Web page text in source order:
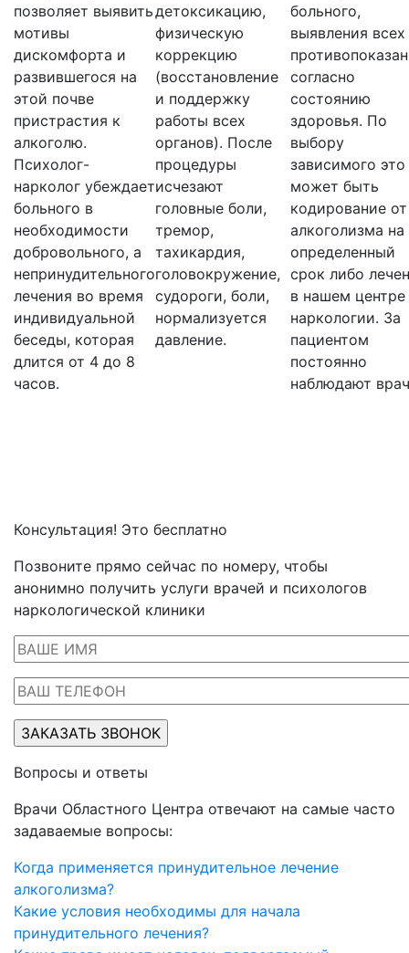
позволяет выявить
мотивы
дискомфорта и
развившегося на
этой почве
пристрастия к
алкоголю.
Психолог-
нарколог убеждает
больного в
необходимости
добровольного, а
непринудительного
лечения во время
индивидуальной
беседы, которая
длится от 4 до 8
часов.
детоксикацию,
физическую
коррекцию
(восстановление
и поддержку
работы всех
органов). После
процедуры
исчезают
головные боли,
тремор,
тахикардия,
головокружение,
судороги, боли,
нормализуется
давление.
больного,
выявления всех
согласно
состоянию
здоровья. По
выбору
зависимого это
может быть
кодирование от
алкоголизма на
определенный
срок либо
в нашем центре
наркологии. За
пациентом
постоянно
наблюдают
Консультация! Это бесплатно
Позвоните прямо сейчас по номеру, чтобы
анонимно получить услуги врачей и психологов
наркологической клиники
Вопросы и ответы
Врачи Областного Центра отвечают на самые часто
задаваемые вопросы:
Когда применяется принудительное лечение
алкоголизма?
Какие условия необходимы для начала
принудительного лечения?